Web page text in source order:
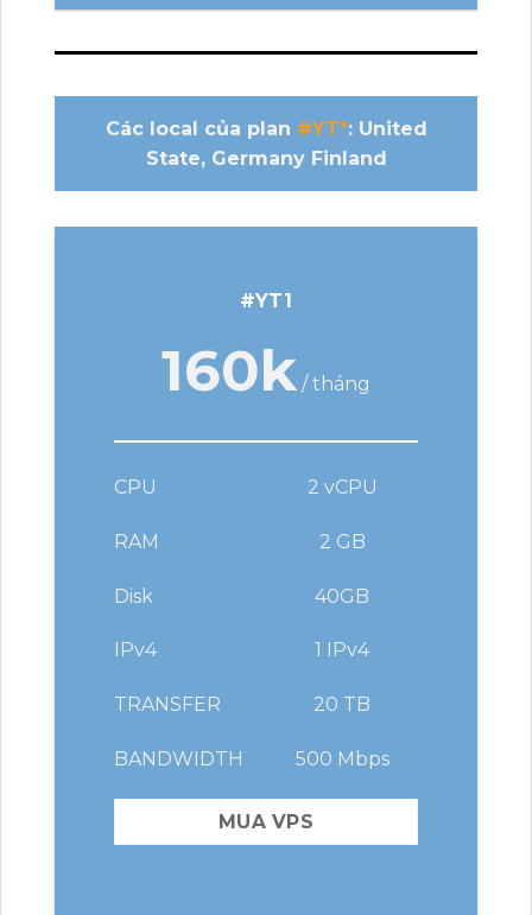
Các local của plan #YT*: United
State, Germany Finland
#YT1
160k / tháng
CPU 2 vCPU
RAM 2 GB
Disk 40GB
IPv4 1 IPv4
TRANSFER 20 TB
BANDWIDTH 500 Mbps
MUA VPS